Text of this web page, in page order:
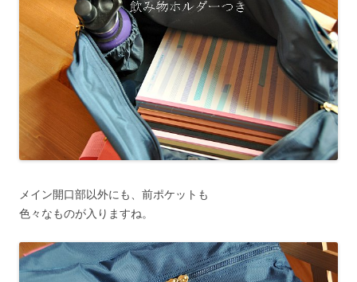
メイン開口部以外にも、前ポケットも
色々なものが入りますね。